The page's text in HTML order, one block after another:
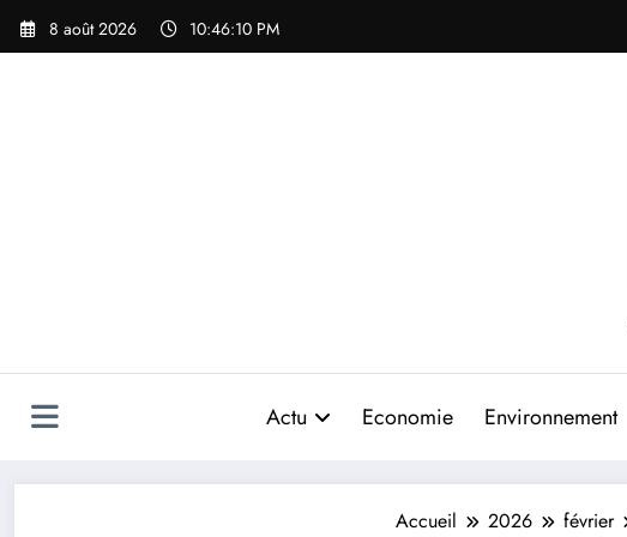
Aller
8 août 2026 10:46:11 PM
Actu Economie Environnement
Accueil 2026 février